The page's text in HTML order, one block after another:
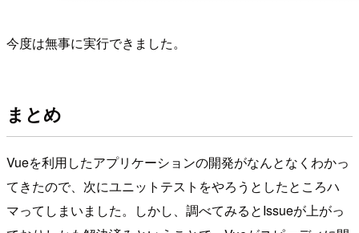
今度は無事に実行できました。
まとめ
Vueを利用したアプリケーションの開発がなんとなくわかっ
てきたので、次にユニットテストをやろうとしたところハ
マってしまいました。しかし、調べてみるとIssueが上がっ